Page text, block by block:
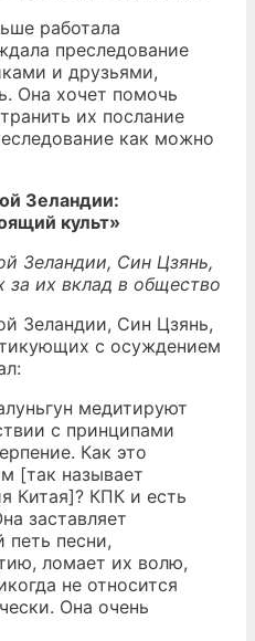
работала
преследование
и друзьями,
Она хочет помочь
их послание
как можно
Зеландии:
культ»
Зеландии, Син Цзянь,
их вклад в общество
Зеландии, Син Цзянь,
с осуждением
медитируют
с принципами
Как это
[так называет
Китая]? КПК и есть
заставляет
петь песни,
ломает их волю,
не относится
Она очень